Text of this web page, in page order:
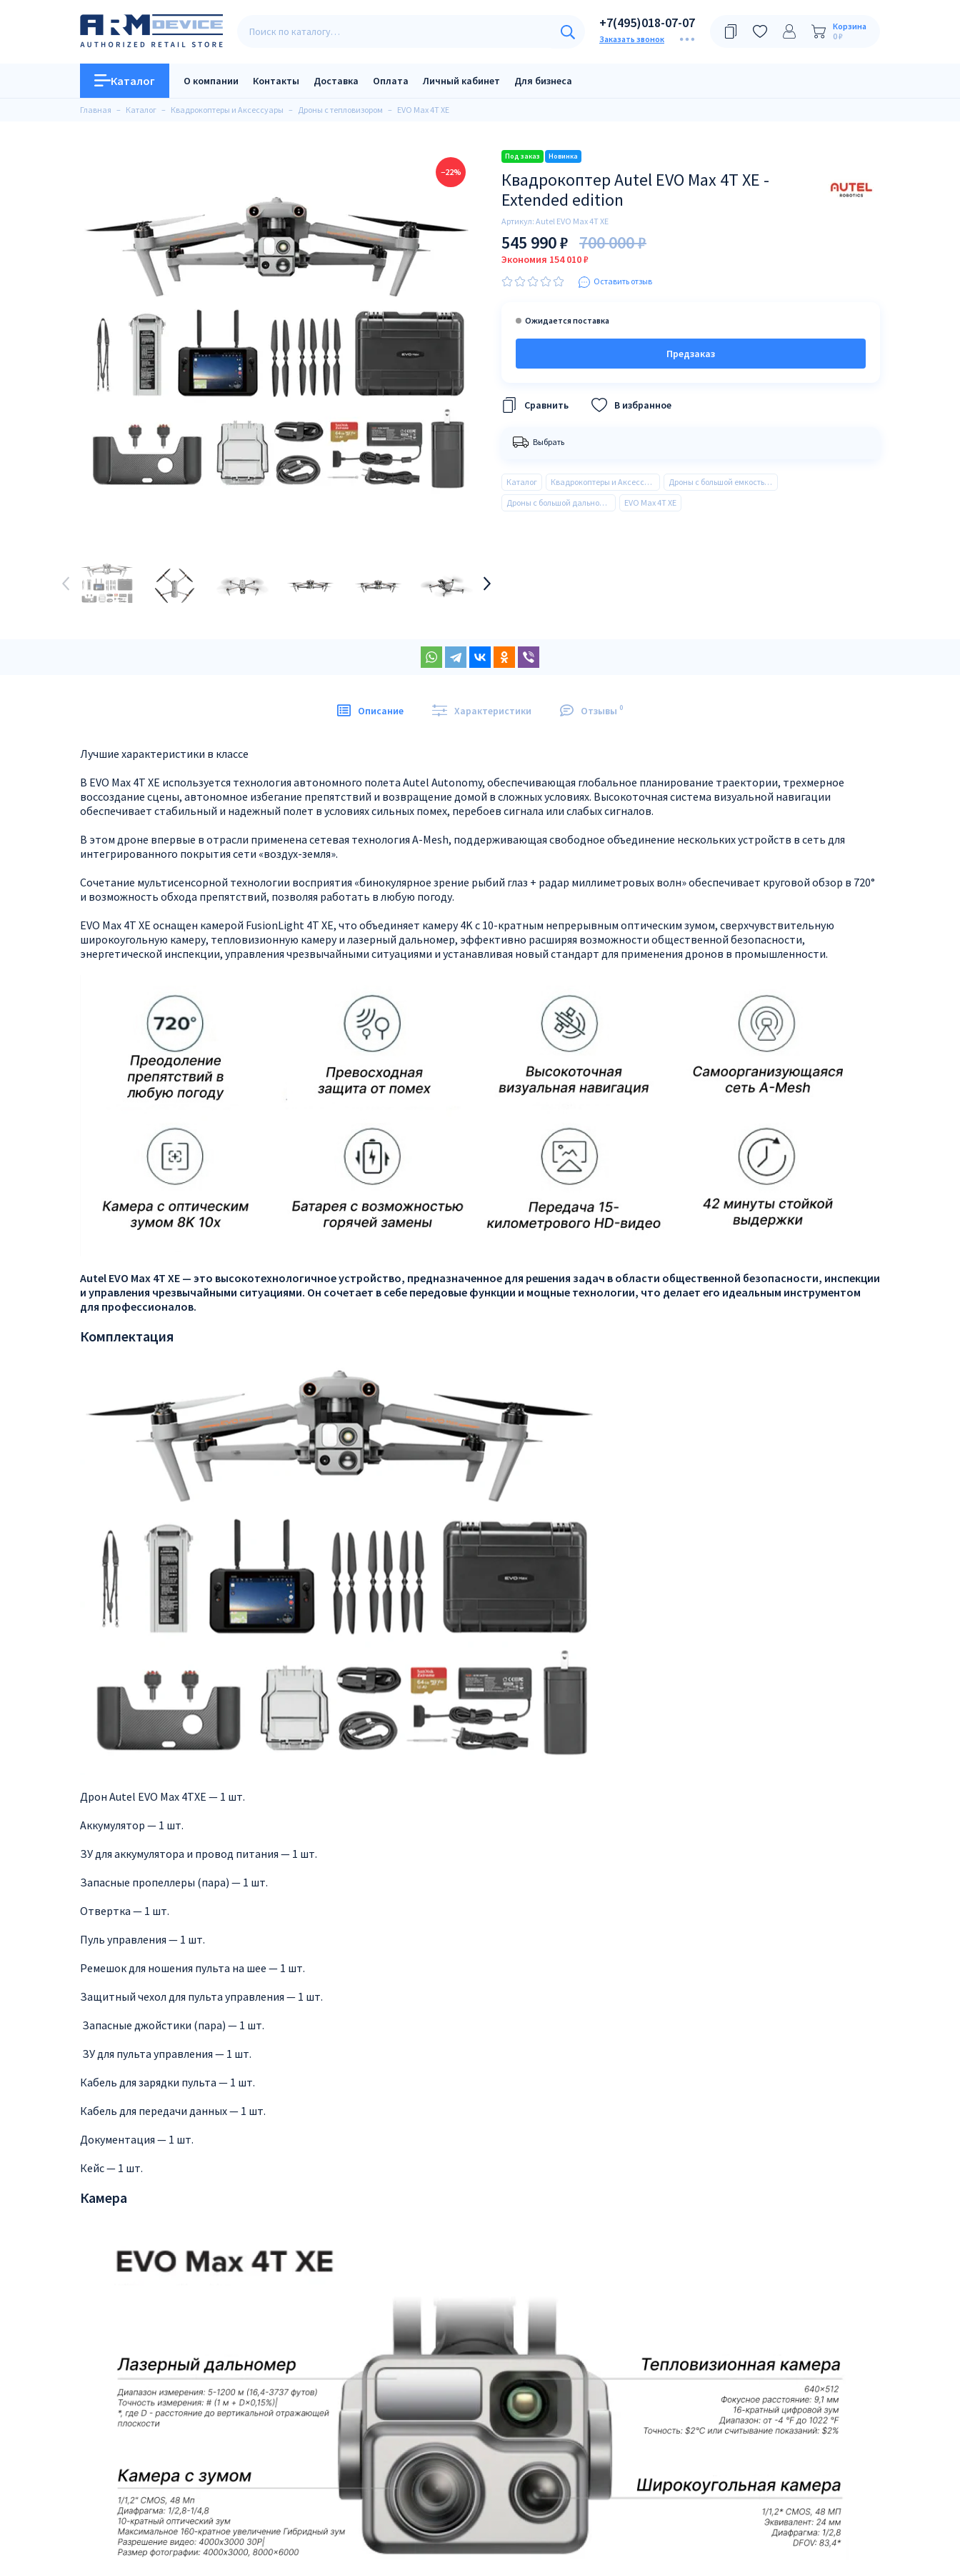
+7(495)018-07-07
Заказать звонок
Корзина
0 ₽
Каталог О компании Контакты Доставка Оплата Личный кабинет Для бизнеса
Главная Каталог Квадрокоптеры и Аксессуары Дроны с тепловизором EVO Max 4T XE
−22%
Квадрокоптер Autel EVO Max 4T XE -
Extended edition
Артикул: Autel EVO Max 4T XE
545 990 ₽ 700 000 ₽
Экономия 154 010 ₽
Оставить отзыв
Предзаказ
В избранное
Выбрать
Каталог Квадрокоптеры и Аксессуары
Дроны с большой емкостью аккумулятора
Дроны с большой дальностью полета
EVO Max 4T XE
Описание Характеристики Отзывы 0
Лучшие характеристики в классе
В EVO Max 4T XE используется технология автономного полета Autel Autonomy, обеспечивающая глобальное планирование траектории, трехмерное
воссоздание сцены, автономное избегание препятствий и возвращение домой в сложных условиях. Высокоточная система визуальной навигации
обеспечивает стабильный и надежный полет в условиях сильных помех, перебоев сигнала или слабых сигналов.
В этом дроне впервые в отрасли применена сетевая технология A-Mesh, поддерживающая свободное объединение нескольких устройств в сеть для
интегрированного покрытия сети «воздух-земля».
Сочетание мультисенсорной технологии восприятия «бинокулярное зрение рыбий глаз + радар миллиметровых волн» обеспечивает круговой обзор в 720°
и возможность обхода препятствий, позволяя работать в любую погоду.
EVO Max 4T XE оснащен камерой FusionLight 4T XE, что объединяет камеру 4K с 10-кратным непрерывным оптическим зумом, сверхчувствительную
широкоугольную камеру, тепловизионную камеру и лазерный дальномер, эффективно расширяя возможности общественной безопасности,
энергетической инспекции, управления чрезвычайными ситуациями и устанавливая новый стандарт для применения дронов в промышленности.
Autel EVO Max 4T XE — это высокотехнологичное устройство, предназначенное для решения задач в области общественной безопасности, инспекции
и управления чрезвычайными ситуациями. Он сочетает в себе передовые функции и мощные технологии, что делает его идеальным инструментом
для профессионалов.
Комплектация
Дрон Autel EVO Max 4TXE — 1 шт.
Аккумулятор — 1 шт.
ЗУ для аккумулятора и провод питания — 1 шт.
Запасные пропеллеры (пара) — 1 шт.
Отвертка — 1 шт.
Пуль управления — 1 шт.
Ремешок для ношения пульта на шее — 1 шт.
Защитный чехол для пульта управления — 1 шт.
Запасные джойстики (пара) — 1 шт.
ЗУ для пульта управления — 1 шт.
Кабель для зарядки пульта — 1 шт.
Кабель для передачи данных — 1 шт.
Документация — 1 шт.
Кейс — 1 шт.
Камера